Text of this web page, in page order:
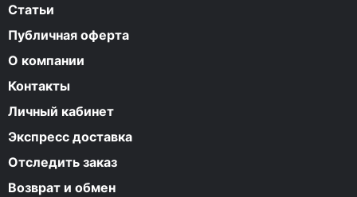
Статьи
Публичная оферта
О компании
Контакты
Личный кабинет
Экспресс доставка
Отследить заказ
Возврат и обмен